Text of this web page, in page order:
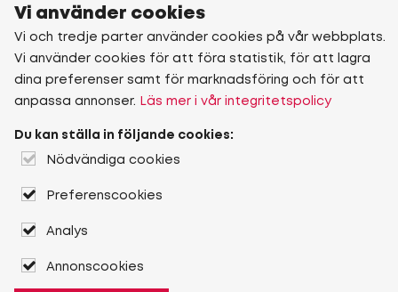
Vi använder cookies
Vi och tredje parter använder cookies på vår webbplats.
Vi använder cookies för att föra statistik, för att lagra
dina preferenser samt för marknadsföring och för att
anpassa annonser.
Läs mer i vår integritetspolicy
Du kan ställa in följande cookies:
Nödvändiga cookies
Preferenscookies
Analys
Annonscookies